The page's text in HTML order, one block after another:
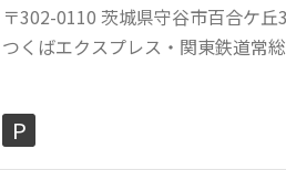
〒302-0110 茨城県守谷市百合ケ
つくばエクスプレス・関東鉄道
P